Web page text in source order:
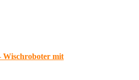
Wischroboter mit